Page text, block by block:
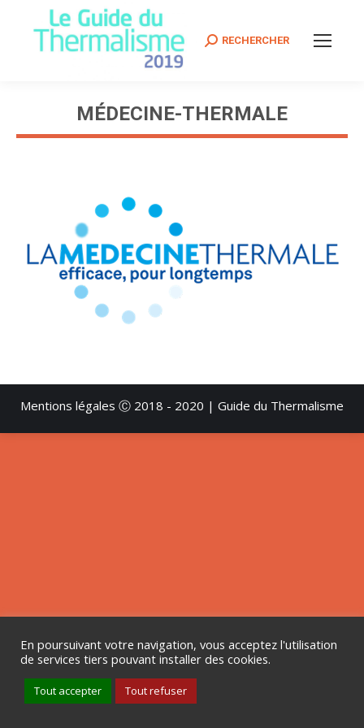
Search:
RECHERCHER
MÉDECINE-THERMALE
Vous êtes ici :
Mentions légales Ⓒ 2018 - 2020 | Guide du Thermalisme
En poursuivant votre navigation, vous acceptez l'utilisation
de services tiers pouvant installer des cookies.
Tout accepter Tout refuser